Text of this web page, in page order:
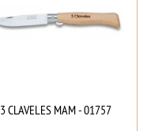
3 CLAVELES MAM - 01757